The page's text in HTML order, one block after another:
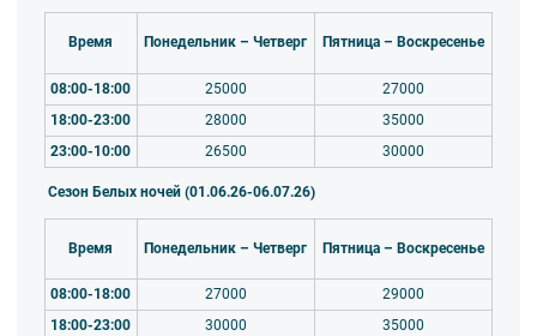
Время Понедельник – Четверг Пятница – Воскресенье
08:00-18:00 25000
27000
18:00-23:00
28000
35000
23:00-10:00
26500 30000
Сезон Белых ночей (01.06.26-06.07.26)
Время Понедельник – Четверг Пятница – Воскресенье
08:00-18:00 27000
29000
18:00-23:00
30000
35000